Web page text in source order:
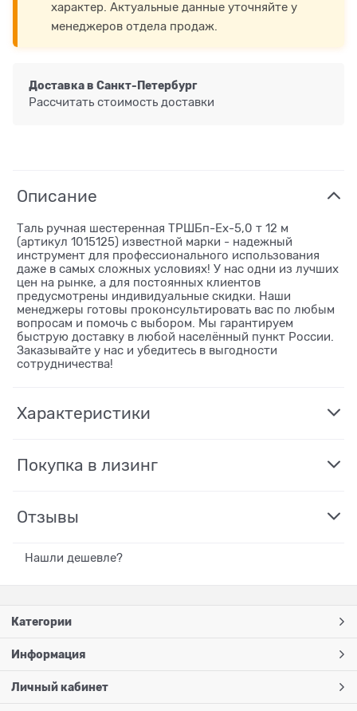
характер. Актуальные данные уточняйте у
менеджеров отдела продаж.
Доставка в Санкт-Петербург
Рассчитать стоимость доставки
Описание
Таль ручная шестеренная ТРШБп-Ех-5,0 т 12 м
(артикул 1015125) известной марки - надежный
инструмент для профессионального использования
даже в самых сложных условиях! У нас одни из лучших
цен на рынке, а для постоянных клиентов
предусмотрены индивидуальные скидки. Наши
менеджеры готовы проконсультировать вас по любым
вопросам и помочь с выбором. Мы гарантируем
быструю доставку в любой населённый пункт России.
Заказывайте у нас и убедитесь в выгодности
сотрудничества!
Характеристики
Покупка в лизинг
Отзывы
Нашли дешевле?
Категории
Информация
Личный кабинет